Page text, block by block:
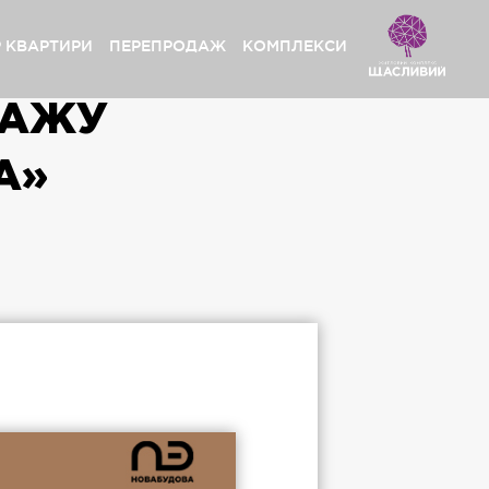
КВАРТИРИ ПЕРЕПРОДАЖ КОМПЛЕКСИ
Avenue» Петропавлівська Борщагівка